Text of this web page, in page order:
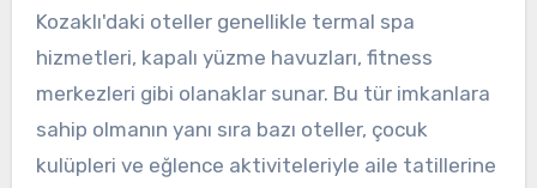
Kozaklı'daki oteller genellikle termal spa
hizmetleri, kapalı yüzme havuzları, fitness
merkezleri gibi olanaklar sunar. Bu tür imkanlara
sahip olmanın yanı sıra bazı oteller, çocuk
kulüpleri ve eğlence aktiviteleriyle aile tatillerine